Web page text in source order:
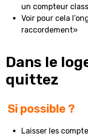
un compteur
Voir pour cela
raccordement»
Dans le
quittez
Si possible ?
Laisser les